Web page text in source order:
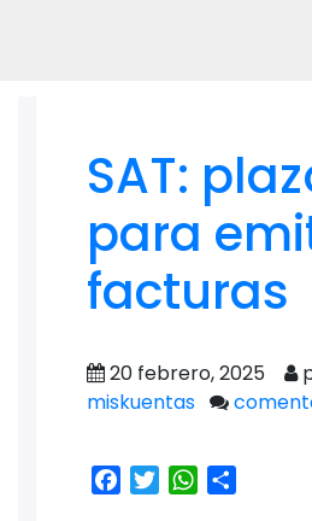
SAT:
para
facturas
20 febrero, 2025
miskuentas
Facebook
TwitterWhatsApp